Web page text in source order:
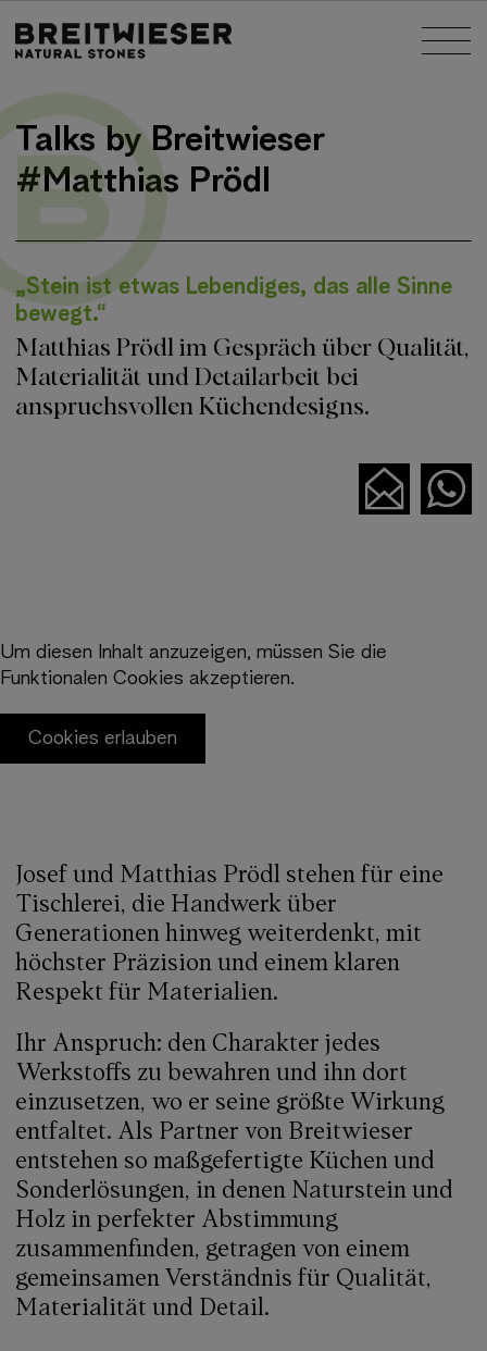
Springe zu:
Talks by Breitwieser
#Matthias Prödl
„Stein ist etwas Lebendiges, das alle Sinne
bewegt.“
Matthias Prödl im Gespräch über Qualität,
Materialität und Detailarbeit bei
anspruchsvollen Küchendesigns.
Um diesen Inhalt anzuzeigen, müssen Sie die
Funktionalen Cookies akzeptieren.
Cookies erlauben
Josef und Matthias Prödl stehen für eine
Tischlerei, die Handwerk über
Generationen hinweg weiterdenkt, mit
höchster Präzision und einem klaren
Respekt für Materialien.
Ihr Anspruch: den Charakter jedes
Werkstoffs zu bewahren und ihn dort
einzusetzen, wo er seine größte Wirkung
entfaltet. Als Partner von Breitwieser
entstehen so maßgefertigte Küchen und
Sonderlösungen, in denen Naturstein und
Holz in perfekter Abstimmung
zusammenfinden, getragen von einem
gemeinsamen Verständnis für Qualität,
Materialität und Detail.